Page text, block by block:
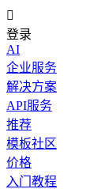

登录
AI
企业服务
解决方案
API服务
推荐
模板社区
价格
入门教程